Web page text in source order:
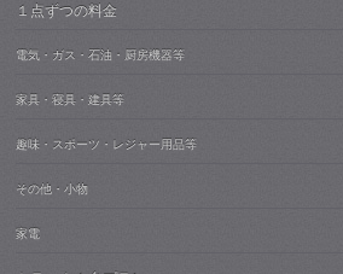
１点ずつの料金
電気・ガス・石油・厨房機器等
家具・寝具・建具等
趣味・スポーツ・レジャー用品等
その他・小物
家電